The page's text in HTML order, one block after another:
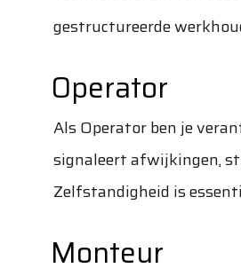
gestructureerde
Operator
Als Operator ben je
signaleert afwijkingen,
Zelfstandigheid is
Monteur